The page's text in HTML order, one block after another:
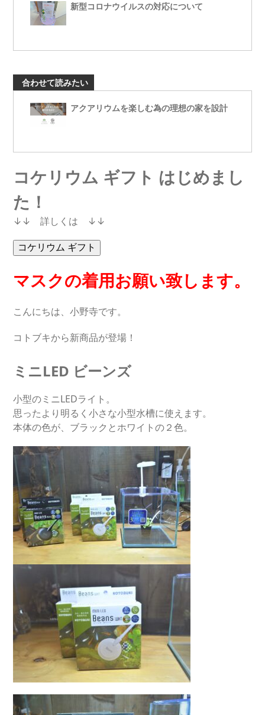
新型コロナウイルスの対応について
合わせて読みたい
アクアリウムを楽しむ為の理想の家を設計
コケリウム ギフト はじめまし
た！
↓↓ 詳しくは ↓↓
マスクの着用お願い致します。
こんにちは、小野寺です。
コトブキから新商品が登場！
ミニLED ビーンズ
小型のミニLEDライト。
思ったより明るく小さな小型水槽に使えます。
本体の色が、ブラックとホワイトの２色。